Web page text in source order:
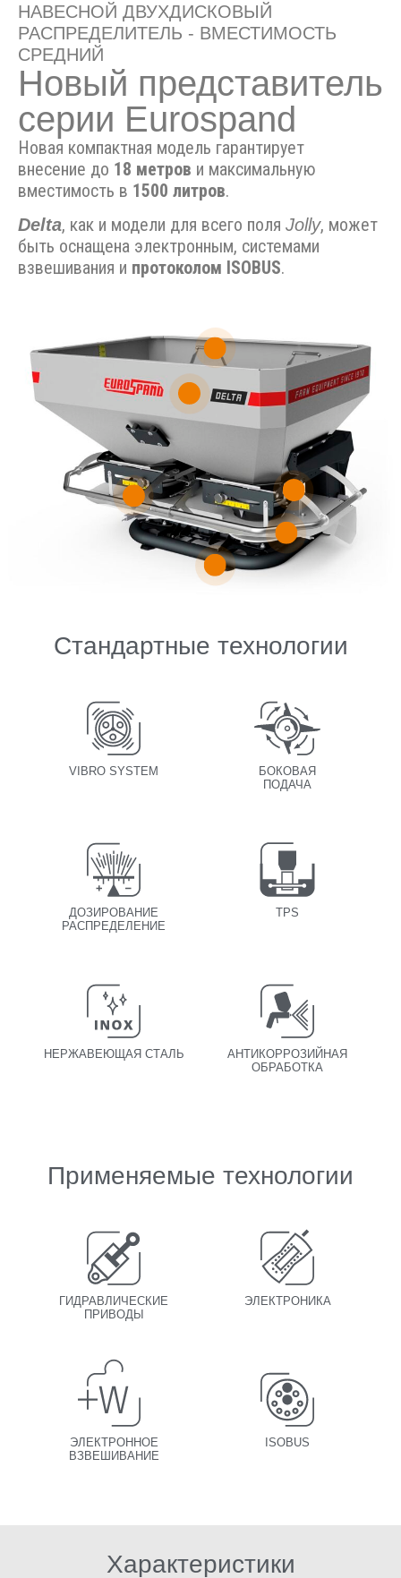
НАВЕСНОЙ ДВУХДИСКОВЫЙ
РАСПРЕДЕЛИТЕЛЬ - ВМЕСТИМОСТЬ
СРЕДНИЙ
Новый представитель
серии Eurospand
Новая компактная модель гарантирует
внесение до 18 метров и максимальную
вместимость в 1500 литров.
Delta, как и модели для всего поля Jolly, может
быть оснащена электронным, системами
взвешивания и протоколом ISOBUS.
Стандартные технологии
VIBRO SYSTEM
БОКОВАЯ
ПОДАЧА
ДОЗИРОВАНИЕ
РАСПРЕДЕЛЕНИЕ
TPS
НЕРЖАВЕЮЩАЯ СТАЛЬ
АНТИКОРРОЗИЙНАЯ
ОБРАБОТКА
Применяемые технологии
ГИДРАВЛИЧЕСКИЕ
ПРИВОДЫ
ЭЛЕКТРОНИКА
ЭЛЕКТРОННОЕ
ВЗВЕШИВАНИЕ
ISOBUS
Характеристики